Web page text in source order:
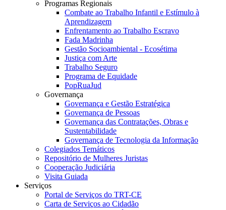
Programas Regionais
Combate ao Trabalho Infantil e Estímulo à
Aprendizagem
Enfrentamento ao Trabalho Escravo
Fada Madrinha
Gestão Socioambiental - Ecosétima
Justiça com Arte
Trabalho Seguro
Programa de Equidade
PopRuaJud
Governança
Governança e Gestão Estratégica
Governança de Pessoas
Governança das Contratações, Obras e
Sustentabilidade
Governança de Tecnologia da Informação
Colegiados Temáticos
Repositório de Mulheres Juristas
Cooperação Judiciária
Visita Guiada
Serviços
Portal de Serviços do TRT-CE
Carta de Serviços ao Cidadão